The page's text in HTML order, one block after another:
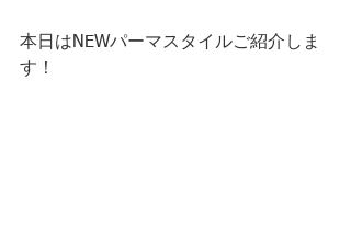
本日はNEWパーマスタイルご紹介しま
す！